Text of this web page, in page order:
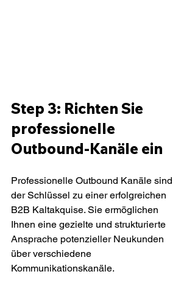
Step 3: Richten Sie
professionelle
Outbound-Kanäle ein
Professionelle Outbound Kanäle sind
der Schlüssel zu einer erfolgreichen
B2B Kaltakquise. Sie ermöglichen
Ihnen eine gezielte und strukturierte
Ansprache potenzieller Neukunden
über verschiedene
Kommunikationskanäle.